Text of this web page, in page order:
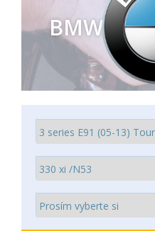
BMW